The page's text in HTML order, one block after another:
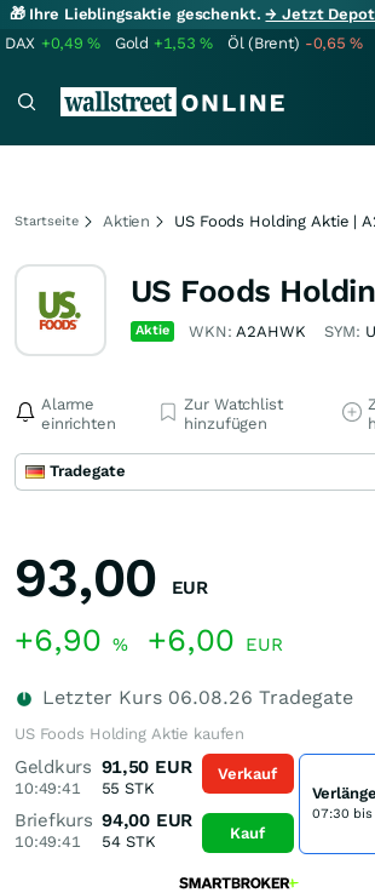
🎁 Ihre Lieblingsaktie geschenkt.→ Jetzt
DAX +0,49% Gold +1,53% Öl (Brent) -0,65%
Startseite Aktien US Foods Holding Aktie |
US Foods
Aktie WKN:A2AHWK SYM:
Alarme
einrichten
Zur Watchlist
hinzufügen
Tradegate
93,00 EUR
+6,90 % +6,00 EUR
Letzter Kurs 06.08.26 Tradegate
US Foods Holding Aktie kaufen
Geldkurs
10:49:41
91,50 EUR
55 STK
Briefkurs
10:49:41
94,00 EUR
54 STK
Verkauf
Kauf
07:30 bis